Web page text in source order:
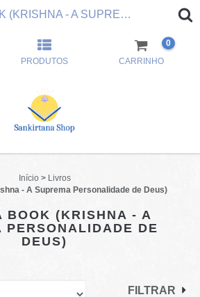
KRISHNA BOOK (KRISHNA - A SUPREMA PERSONALIDADE DE DEUS)
PRODUTOS CARRINHO
0
Início > Livros
- A Suprema Personalidade de Deus)
BOOK (KRISHNA - A
PERSONALIDADE DE
DEUS)
FILTRAR